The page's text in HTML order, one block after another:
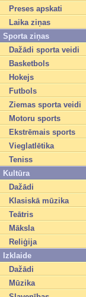
Preses apskati
Laika ziņas
Sporta ziņas
Dažādi sporta veidi
Basketbols
Hokejs
Futbols
Ziemas sporta veidi
Motoru sports
Ekstrēmais sports
Vieglatlētika
Teniss
Kultūra
Dažādi
Klasiskā mūzika
Teātris
Māksla
Reliģija
Izklaide
Dažādi
Mūzika